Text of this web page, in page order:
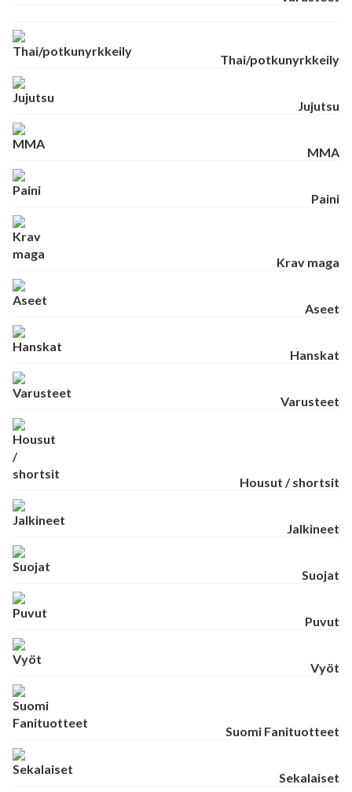
Thai/potkunyrkkeily
Jujutsu
MMA
Paini
Krav maga
Aseet
Hanskat
Varusteet
Housut / shortsit
Jalkineet
Suojat
Puvut
Vyöt
Suomi Fanituotteet
Sekalaiset